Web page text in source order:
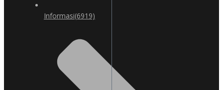
Informasi(6919)